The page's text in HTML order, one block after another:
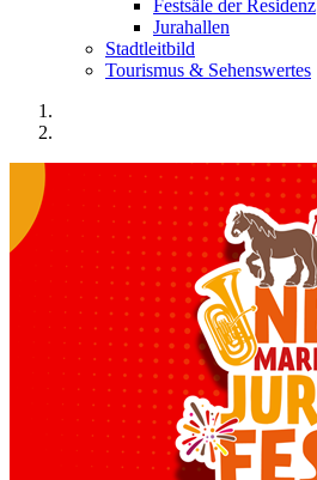
Festsäle der Residenz
Jurahallen
Stadtleitbild
Tourismus & Sehenswertes